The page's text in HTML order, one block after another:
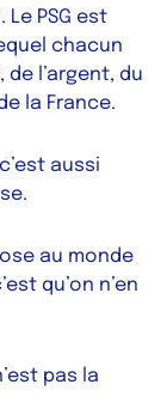
PSG est
chacun
l’argent, du
la France.
aussi
au monde
qu’on n’en
pas la